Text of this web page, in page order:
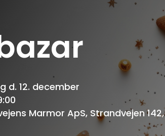
d. 12. december
Marmor ApS, Strandvejen 142,